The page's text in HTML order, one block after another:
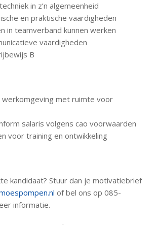
in z’n algemeenheid
en praktische vaardigheden
in teamverband kunnen werken
vaardigheden
B
werkomgeving met ruimte voor
salaris volgens cao voorwaarden
voor training en ontwikkeling
kandidaat? Stuur dan je motivatiebrief
of bel ons op 085-
informatie.